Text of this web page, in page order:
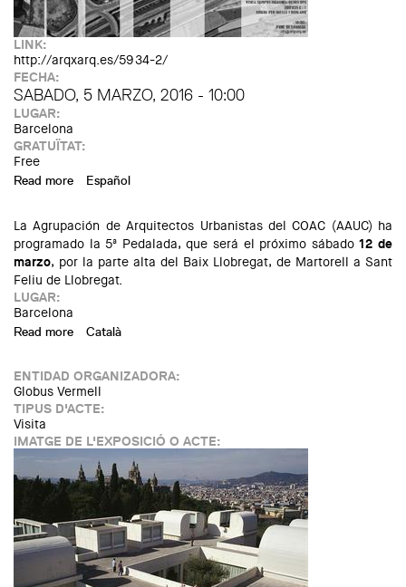
LINK:
http://arqxarq.es/5934-2/
FECHA:
SABADO, 5 MARZO, 2016 - 10:00
LUGAR:
Barcelona
GRATUÏTAT:
Free
Read more about Visita guiada als Edificis C i I del Campus Universitari
Español
La Agrupación de Arquitectos Urbanistas del COAC (AAUC) ha
programado la 5ª Pedalada, que será el próximo sábado12 de
marzo, por la parte alta del Baix Llobregat, de Martorell a Sant
Feliu de Llobregat.
LUGAR:
Barcelona
Read more about Pedalada por la parte alta del Baix Llobregat
Català
ENTIDAD ORGANIZADORA:
Globus Vermell
TIPUS D'ACTE:
Visita
IMATGE DE L'EXPOSICIÓ O ACTE: